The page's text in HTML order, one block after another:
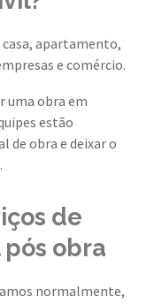
apartamento,
e comércio.
uma obra em
estão
de obra e deixar o
de
obra
normalmente,